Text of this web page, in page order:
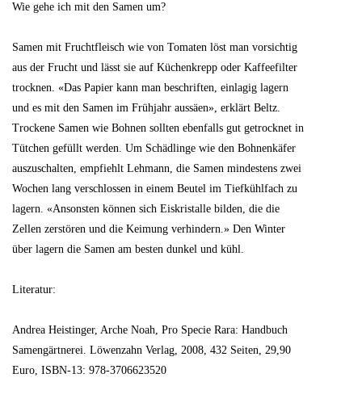
Wie gehe ich mit den Samen um?
Samen mit Fruchtfleisch wie von Tomaten löst man vorsichtig
aus der Frucht und lässt sie auf Küchenkrepp oder Kaffeefilter
trocknen. «Das Papier kann man beschriften, einlagig lagern
und es mit den Samen im Frühjahr aussäen», erklärt Beltz.
Trockene Samen wie Bohnen sollten ebenfalls gut getrocknet in
Tütchen gefüllt werden. Um Schädlinge wie den Bohnenkäfer
auszuschalten, empfiehlt Lehmann, die Samen mindestens zwei
Wochen lang verschlossen in einem Beutel im Tiefkühlfach zu
lagern. «Ansonsten können sich Eiskristalle bilden, die die
Zellen zerstören und die Keimung verhindern.» Den Winter
über lagern die Samen am besten dunkel und kühl.
Literatur:
Andrea Heistinger, Arche Noah, Pro Specie Rara: Handbuch
Samengärtnerei. Löwenzahn Verlag, 2008, 432 Seiten, 29,90
Euro, ISBN-13: 978-3706623520